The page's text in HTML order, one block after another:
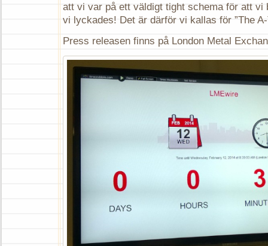
att vi var på ett väldigt tight schema för att vi
vi lyckades! Det är därför vi kallas för ”The
Press releasen finns på London Metal